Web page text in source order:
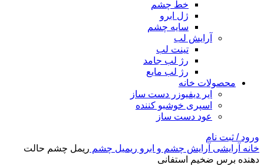
خط چشم
ژل ابرو
سایه چشم
آرایش لب
تینت لب
رژ لب جامد
رژ لب مایع
محصولات خانه
ایر دیفیوزر دست ساز
اسپری خوشبو کننده
عود دست ساز
ورود / ثبت نام
خانه آرایشی آرایش چشم و ابرو ریمیل چشم ریمل چشم حالت
دهنده برس ضخیم استفانی